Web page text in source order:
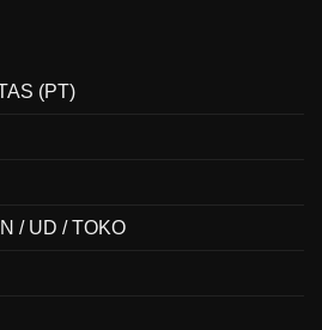
(PT)
/ UD / TOKO